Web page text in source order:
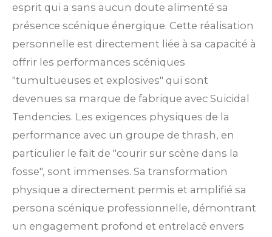
esprit qui a sans aucun doute alimenté sa
présence scénique énergique. Cette réalisation
personnelle est directement liée à sa capacité à
offrir les performances scéniques
"tumultueuses et explosives" qui sont
devenues sa marque de fabrique avec Suicidal
Tendencies. Les exigences physiques de la
performance avec un groupe de thrash, en
particulier le fait de "courir sur scène dans la
fosse", sont immenses. Sa transformation
physique a directement permis et amplifié sa
persona scénique professionnelle, démontrant
un engagement profond et entrelacé envers